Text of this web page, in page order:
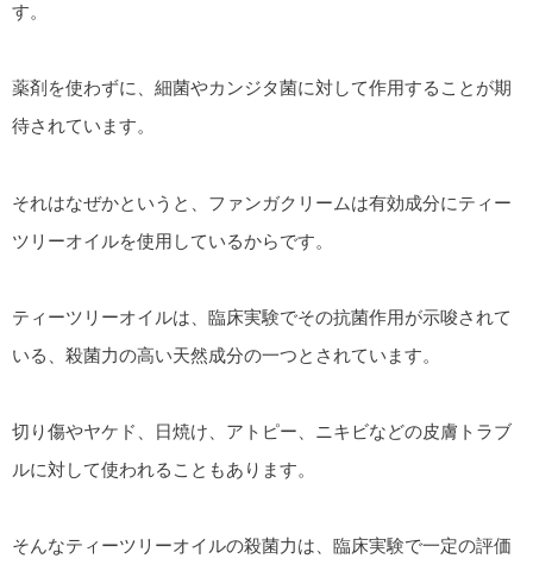
す。
薬剤を使わずに、細菌やカンジタ菌に対して作用することが期
待されています。
それはなぜかというと、ファンガクリームは有効成分にティー
ツリーオイルを使用しているからです。
ティーツリーオイルは、臨床実験でその抗菌作用が示唆されて
いる、殺菌力の高い天然成分の一つとされています。
切り傷やヤケド、日焼け、アトピー、ニキビなどの皮膚トラブ
ルに対して使われることもあります。
そんなティーツリーオイルの殺菌力は、臨床実験で一定の評価